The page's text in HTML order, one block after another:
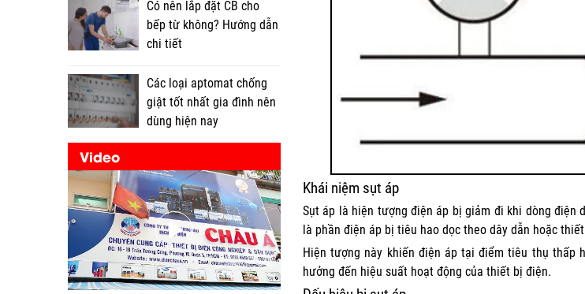
Có nên lắp đặt CB cho
bếp từ không? Hướng dẫn
chi tiết
Các loại aptomat chống
giật tốt nhất gia đình nên
dùng hiện nay
Video
Khái niệm sụt áp
Sụt áp là hiện tượng điện áp bị giảm đi khi dòng điện
là phần điện áp bị tiêu hao dọc theo dây dẫn hoặc
Hiện tượng này khiến điện áp tại điểm tiêu thụ thấp
hưởng đến hiệu suất hoạt động của thiết bị điện.